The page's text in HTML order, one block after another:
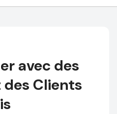
avec des
Clients